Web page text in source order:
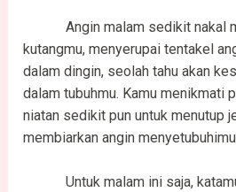
Angin malam sedikit nakal
kutangmu, menyerupai tentakel
dalam dingin, seolah tahu akan
dalam tubuhmu. Kamu menikmati
niatan sedikit pun untuk menutup
membiarkan angin
Untuk malam ini saja,